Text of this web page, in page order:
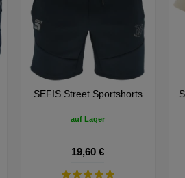
Set
SEFIS Street Sportshorts